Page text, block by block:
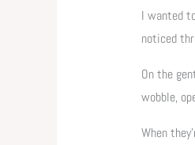
I wanted
noticed
On the
wobble,
When